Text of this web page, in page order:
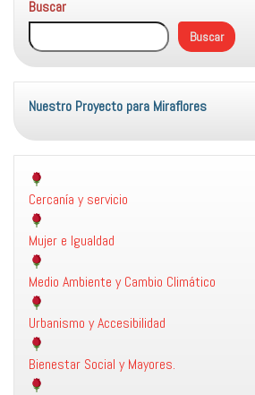
Buscar
Buscar
Nuestro Proyecto para Miraflores
Cercanía y servicio
Mujer e Igualdad
Medio Ambiente y Cambio Climático
Urbanismo y Accesibilidad
Bienestar Social y Mayores.